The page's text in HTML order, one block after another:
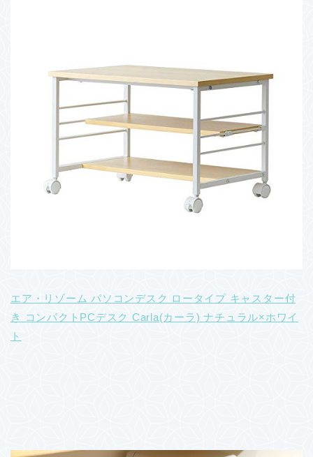
エア・リゾーム パソコンデスク ロータイプ キャスター付
き コンパクトPCデスク Carla(カーラ) ナチュラル×ホワイ
ト